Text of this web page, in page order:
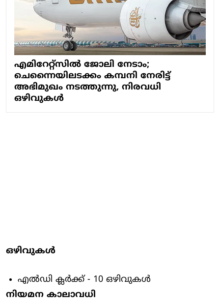
എമിറേറ്റ്സിൽ ജോലി നേടാം;
ചെന്നൈയിലടക്കം കമ്പനി നേരിട്ട്
അഭിമുഖം നടത്തുന്നു, നിരവധി
ഒഴിവുകൾ
ഒഴിവുകൾ
എൽഡി ക്ലർക്ക് - 10 ഒഴിവുകൾ
നിയമന കാലാവധി